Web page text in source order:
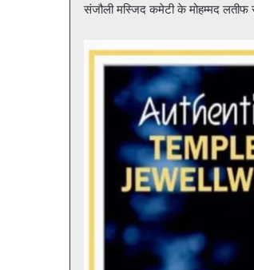
संजौली मस्जिद कमेटी के मोहम्मद लतीफ